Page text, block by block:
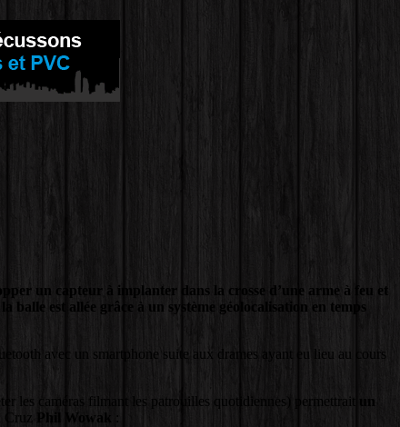
un capteur à implanter dans la crosse d’une arme à feu et
est allée grâce à un système géolocalisation en temps
avec un smartphone suite aux drames ayant eu lieu au cours
les caméras filmant les patrouilles quotidiennes) permettrait
un
Cruz Phil Wowak
: